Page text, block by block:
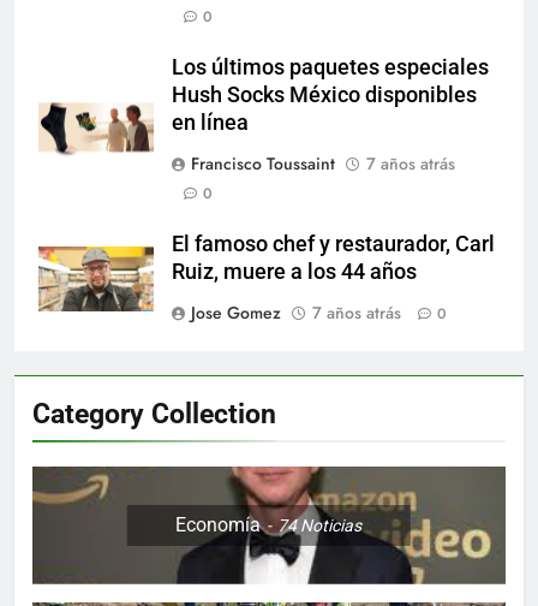
0
Los últimos paquetes especiales
Hush Socks México disponibles
en línea
Francisco Toussaint
7 años atrás
0
El famoso chef y restaurador, Carl
Ruiz, muere a los 44 años
Jose Gomez
7 años atrás 0
Category Collection
Economía 74Noticias